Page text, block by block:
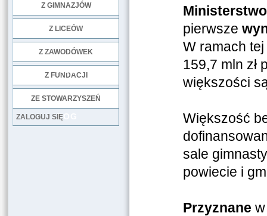
Z GIMNAZJÓW
Z LICEÓW
Z ZAWODÓWEK
Z FUNDACJI
ZE STOWARZYSZEŃ
LOG
ZALOGUJ SIĘ
pierwsze
W ramach
159,7 mln zł
większości
Większość
sale
powiecie i
Przyznane